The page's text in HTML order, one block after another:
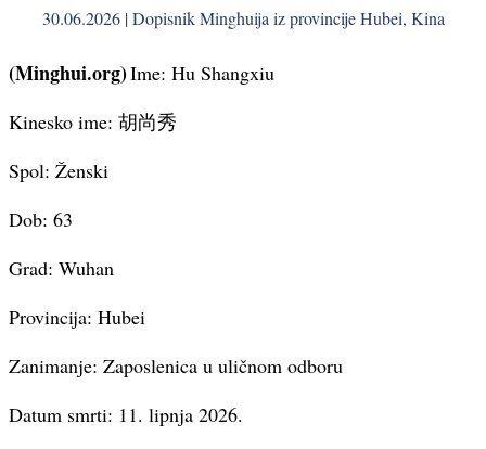
30.06.2026 | Dopisnik Minghuija iz provincije Hubei, Kina
(Minghui.org)Ime: Hu Shangxiu
Kinesko ime: 胡尚秀
Spol: Ženski
Dob: 63
Grad: Wuhan
Provincija: Hubei
Zanimanje: Zaposlenica u uličnom odboru
Datum smrti: 11. lipnja 2026.